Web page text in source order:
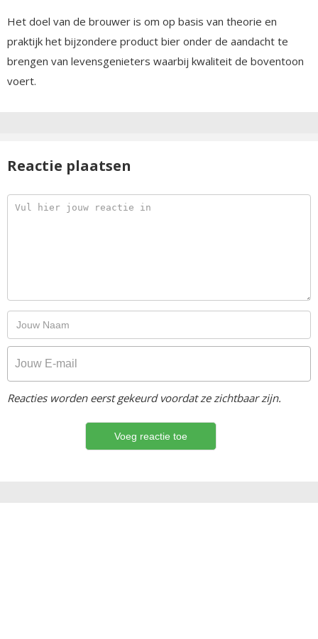
Het doel van de brouwer is om op basis van theorie en
praktijk het bijzondere product bier onder de aandacht te
brengen van levensgenieters waarbij kwaliteit de boventoon
voert.
Reactie plaatsen
Reacties worden eerst gekeurd voordat ze zichtbaar zijn.